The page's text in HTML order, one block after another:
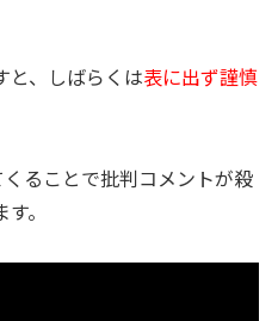
と、しばらくは表に出ず謹慎
ることで批判コメントが殺
。